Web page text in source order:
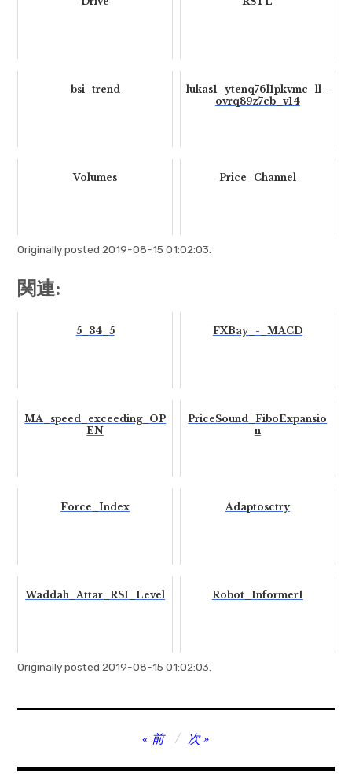
bsi_trend
lukas1_ytenq76l1pkvmc_ll_
ovrq89z7cb_v14
Volumes Price_Channel
Originally posted 2019-08-15 01:02:03.
関連:
5_34_5 FXBay_-_MACD
MA_speed_exceeding_OP
EN
PriceSound_FiboExpansio
n
Force_Index Adaptosctry
Waddah_Attar_RSI_Level Robot_Informer1
Originally posted 2019-08-15 01:02:03.
稿
前 次